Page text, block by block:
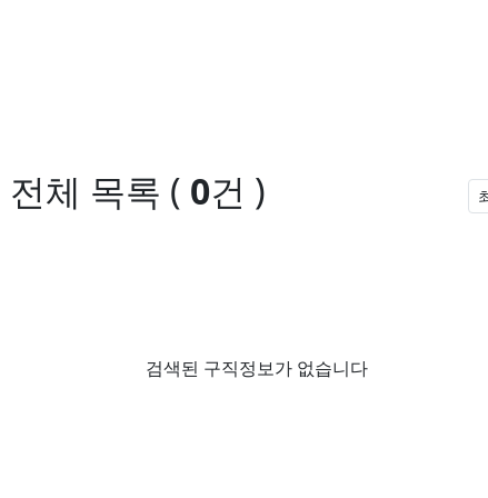
전체 목록 ( 0건 )
검색된 구직정보가 없습니다